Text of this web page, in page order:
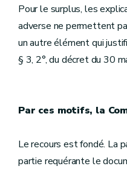
Pour le surplus, les
adverse ne permettent
un autre élément qui
§ 3, 2°, du décret du 30
Par ces motifs, la
Le recours est fondé. La
partie requérante le